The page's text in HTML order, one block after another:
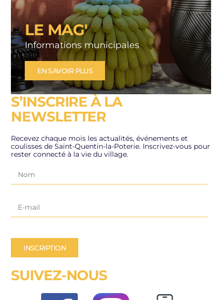
LE MAG'
Informations municipales
EN SAVOIR PLUS
S’INSCRIRE À LA
NEWSLETTER
Recevez chaque mois les actualités, événements et
coulisses de Saint-Quentin-la-Poterie. Inscrivez-vous pour
rester connecté à la vie du village.
INSCRIPTION
SUIVEZ-NOUS